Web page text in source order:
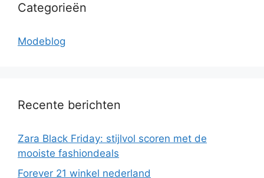
Categorieën
Modeblog
Recente berichten
Zara Black Friday: stijlvol scoren met de
mooiste fashiondeals
Forever 21 winkel nederland